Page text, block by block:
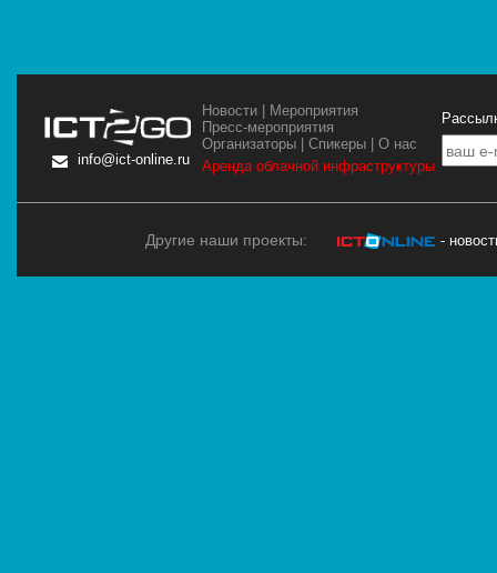
info@ict-online.ru
Новости
Мероприятия
Пресс-мероприятия
Организаторы |Спикеры |О нас
Аренда облачной инфраструктуры
Другие наши проекты: -